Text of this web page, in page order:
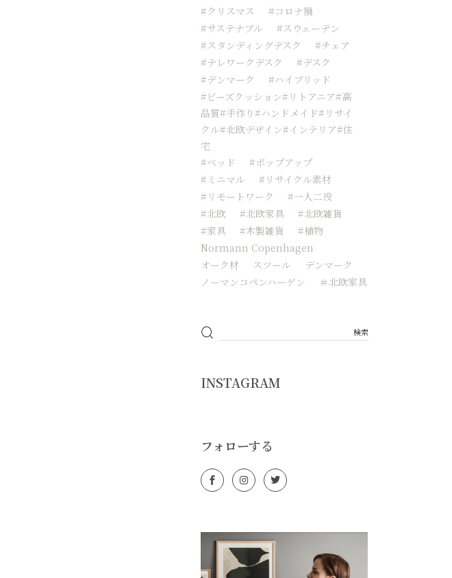
#クリスマス
#コロナ禍
#サステナブル
#スウェーデン
#スタンディングデスク
#チェア
#テレワークデスク
#デスク
#デンマーク
#ハイブリッド
#ビーズクッション#リトアニア#高
品質#手作り#ハンドメイド#リサイ
クル#北欧デザイン#インテリア#住
宅
#ベッド
#ポップアップ
#ミニマル
#リサイクル素材
#リモートワーク
#一人二役
#北欧
#北欧家具
#北欧雑貨
#家具
#木製雑貨
#植物
Normann Copenhagen
オーク材
スツール
デンマーク
ノーマンコペンハーゲン
＃北欧家具
INSTAGRAM
フォローする